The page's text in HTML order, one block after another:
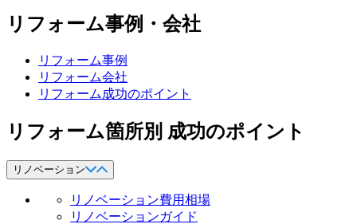
リフォーム事例・会社
リフォーム事例
リフォーム会社
リフォーム成功のポイント
リフォーム箇所別 成功のポイント
リノベーション
リノベーション費用相場
リノベーションガイド